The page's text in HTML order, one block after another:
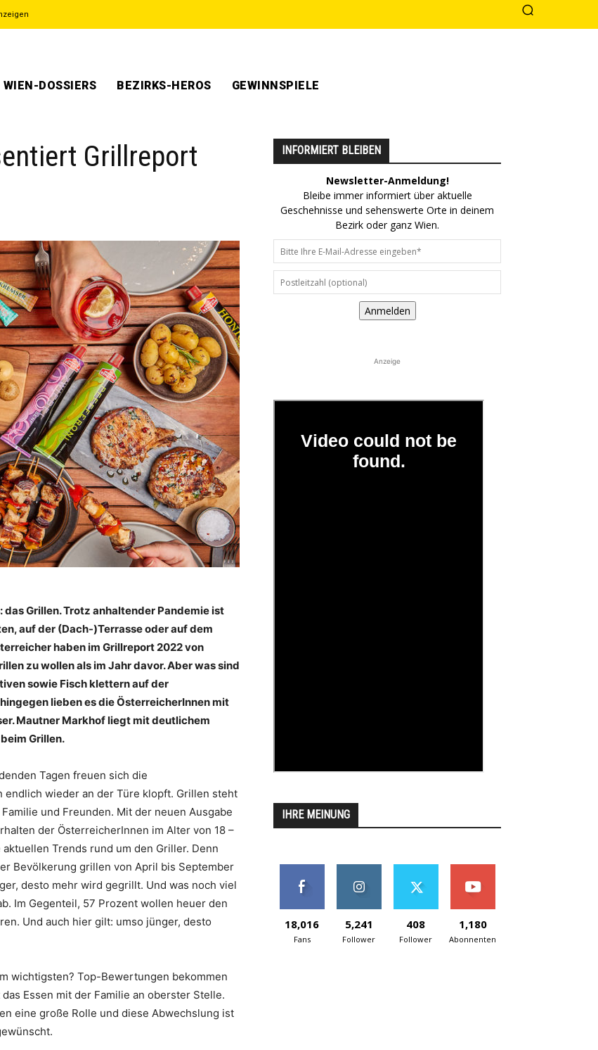
WIEN-DOSSIERS BEZIRKS-HEROS GEWINNSPIELE
Grillreport
Grillen. Trotz anhaltender Pandemie ist
auf der (Dach-)Terrasse oder auf dem
haben im Grillreport 2022 von
zu wollen als im Jahr davor. Aber was sind
sowie Fisch klettern auf der
lieben es die ÖsterreicherInnen mit
Mautner Markhof liegt mit deutlichem
Grillen.
Tagen freuen sich die
endlich wieder an der Türe klopft. Grillen steht
und Freunden. Mit der neuen Ausgabe
der ÖsterreicherInnen im Alter von 18 –
Trends rund um den Griller. Denn
Bevölkerung grillen von April bis September
desto mehr wird gegrillt. Und was noch viel
Im Gegenteil, 57 Prozent wollen heuer den
Und auch hier gilt: umso jünger, desto
wichtigsten? Top-Bewertungen bekommen
Essen mit der Familie an oberster Stelle.
eine große Rolle und diese Abwechslung ist
INFORMIERT BLEIBEN
Newsletter-Anmeldung!
Bleibe immer informiert über aktuelle
Geschehnisse und sehenswerte Orte in deinem
Bezirk oder ganz Wien.
Anmelden
Anzeige
IHRE MEINUNG
18,016
Fans
5,241
Follower
408
Follower
1,180
Abonnenten